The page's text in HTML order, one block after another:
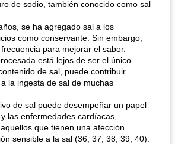
de sodio, también conocido como sal
se ha agregado sal a los
como conservante. Sin embargo,
para mejorar el sabor.
está lejos de ser el único
de sal, puede contribuir
la ingesta de sal de muchas
de sal puede desempeñar un papel
las enfermedades cardíacas,
que tienen una afección
sensible a la sal (36, 37, 38, 39, 40).